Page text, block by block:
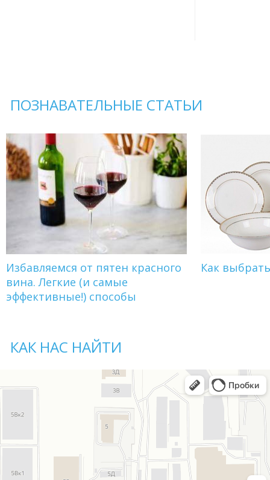
ПОЗНАВАТЕЛЬНЫЕ СТАТЬИ
Избавляемся от пятен красного
вина. Легкие (и самые
эффективные!) способы
Как
КАК НАС НАЙТИ